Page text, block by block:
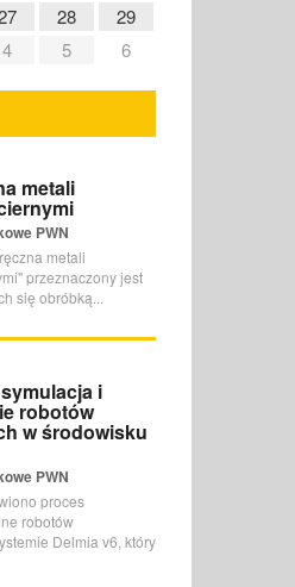
28
29
4 5 6
metali
PWN
metali
przeznaczony jest
się obróbką...
i
robotów
w środowisku
PWN
proces
robotów
Delmia v6, który